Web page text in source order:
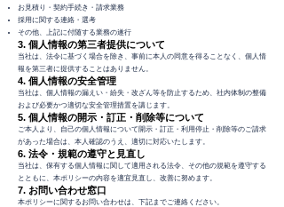
お見積り・契約手続き・請求業務
採用に関する連絡・選考
その他、上記に付随する業務の遂行
3. 個人情報の第三者提供について
当社は、法令に基づく場合を除き、事前に本人の同意を得ることなく、個人情
報を第三者に提供することはありません。
4. 個人情報の安全管理
当社は、個人情報の漏えい・紛失・改ざん等を防止するため、社内体制の整備
および必要かつ適切な安全管理措置を講じます。
5. 個人情報の開示・訂正・削除等について
ご本人より、自己の個人情報について開示・訂正・利用停止・削除等のご請求
があった場合は、本人確認のうえ、適切に対応いたします。
6. 法令・規範の遵守と見直し
当社は、保有する個人情報に関して適用される法令、その他の規範を遵守する
とともに、本ポリシーの内容を適宜見直し、改善に努めます。
7. お問い合わせ窓口
本ポリシーに関するお問い合わせは、下記までご連絡ください。